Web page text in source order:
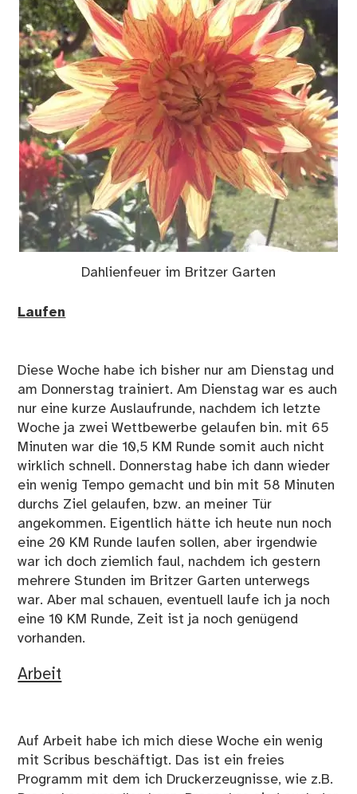
Dahlienfeuer im Britzer Garten
Laufen
Diese Woche habe ich bisher nur am Dienstag und
am Donnerstag trainiert. Am Dienstag war es auch
nur eine kurze Auslaufrunde, nachdem ich letzte
Woche ja zwei Wettbewerbe gelaufen bin. mit 65
Minuten war die 10,5 KM Runde somit auch nicht
wirklich schnell. Donnerstag habe ich dann wieder
ein wenig Tempo gemacht und bin mit 58 Minuten
durchs Ziel gelaufen, bzw. an meiner Tür
angekommen. Eigentlich hätte ich heute nun noch
eine 20 KM Runde laufen sollen, aber irgendwie
war ich doch ziemlich faul, nachdem ich gestern
mehrere Stunden im Britzer Garten unterwegs
war. Aber mal schauen, eventuell laufe ich ja noch
eine 10 KM Runde, Zeit ist ja noch genügend
vorhanden.
Arbeit
Auf Arbeit habe ich mich diese Woche ein wenig
mit Scribus beschäftigt. Das ist ein freies
Programm mit dem ich Druckerzeugnisse, wie z.B.